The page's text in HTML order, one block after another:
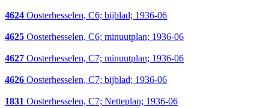
4624 Oosterhesselen, C6; bijblad; 1936-06
4625 Oosterhesselen, C6; minuutplan; 1936-06
4627 Oosterhesselen, C7; minuutplan; 1936-06
4626 Oosterhesselen, C7; bijblad; 1936-06
1831 Oosterhesselen, C7; Netteplan; 1936-06